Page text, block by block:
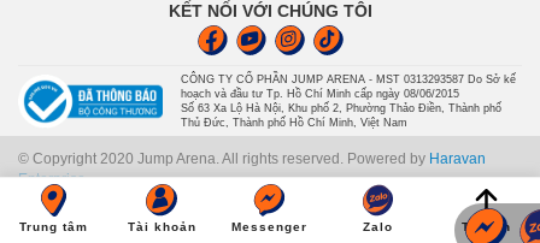
KẾT NỐI VỚI CHÚNG TÔI
CÔNG TY CỔ PHẦN JUMP ARENA - MST 0313293587 Do Sở kế
hoạch và đầu tư Tp. Hồ Chí Minh cấp ngày 08/06/2015
Số 63 Xa Lộ Hà Nội, Khu phố 2, Phường Thảo Điền, Thành phố
Thủ Đức, Thành phố Hồ Chí Minh, Việt Nam
© Copyright 2020 Jump Arena. All rights reserved. Powered by Haravan
Enterprise
Trung tâm Tài khoản Messenger Zalo Trở lên